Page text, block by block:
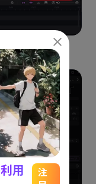
エクスポート
用
注